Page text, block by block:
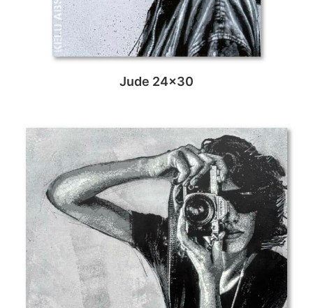
Jude 24×30